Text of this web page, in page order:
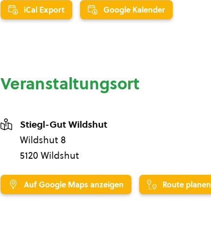
iCal Export Google Kalender
Veranstaltungsort
Stiegl-Gut Wildshut
Wildshut 8
5120 Wildshut
Auf Google Maps anzeigen Route planen